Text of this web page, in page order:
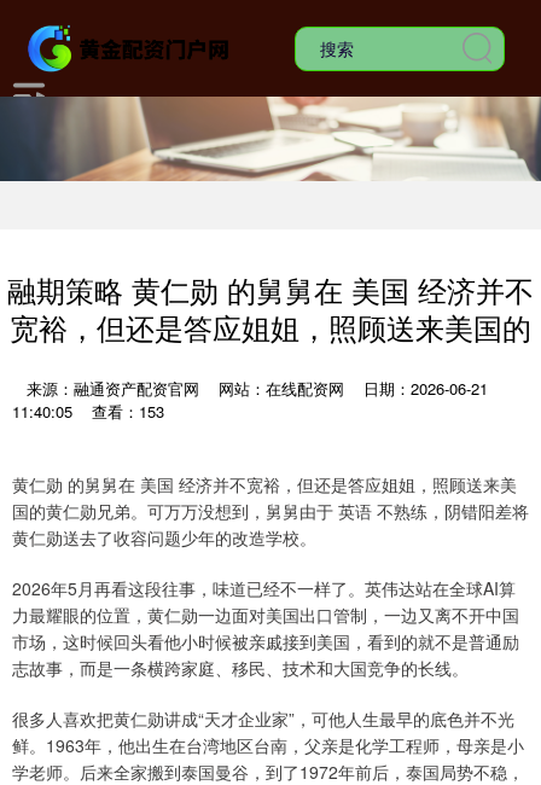
融期策略 黄仁勋 的舅舅在 美国 经济并不
宽裕，但还是答应姐姐，照顾送来美国的
来源：融通资产配资官网 网站：在线配资网
日期：2026-06-21
11:40:05
查看：153
黄仁勋 的舅舅在 美国 经济并不宽裕，但还是答应姐姐，照顾送来美
国的黄仁勋兄弟。可万万没想到，舅舅由于 英语 不熟练，阴错阳差将
黄仁勋送去了收容问题少年的改造学校。
2026年5月再看这段往事，味道已经不一样了。英伟达站在全球AI算
力最耀眼的位置，黄仁勋一边面对美国出口管制，一边又离不开中国
市场，这时候回头看他小时候被亲戚接到美国，看到的就不是普通励
志故事，而是一条横跨家庭、移民、技术和大国竞争的长线。
很多人喜欢把黄仁勋讲成“天才企业家”，可他人生最早的底色并不光
鲜。1963年，他出生在台湾地区台南，父亲是化学工程师，母亲是小
学老师。后来全家搬到泰国曼谷，到了1972年前后，泰国局势不稳，